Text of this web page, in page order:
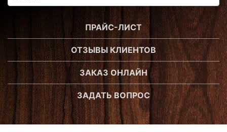
ПРАЙС-ЛИСТ
ОТЗЫВЫ КЛИЕНТОВ
ЗАКАЗ ОНЛАЙН
ЗАДАТЬ ВОПРОС